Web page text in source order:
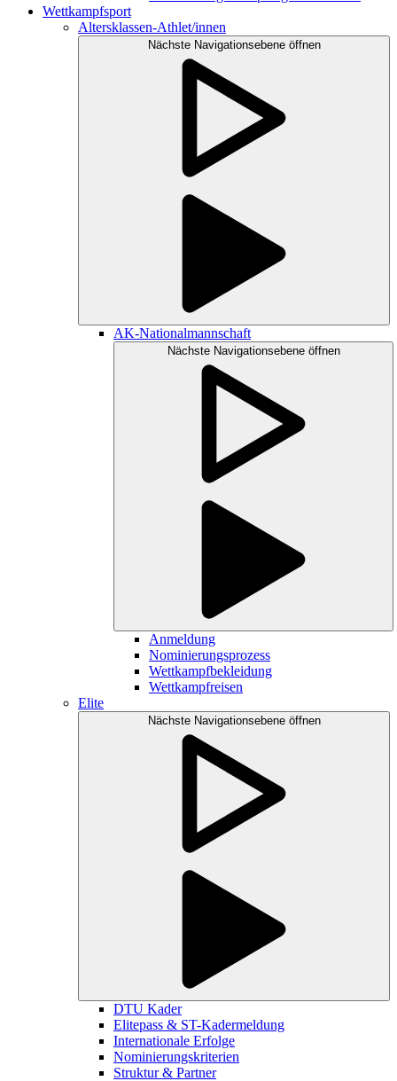
Wettkampfsport
Altersklassen-Athlet/innen
Nächste Navigationsebene öffnen
AK-Nationalmannschaft
Nächste Navigationsebene öffnen
Anmeldung
Nominierungsprozess
Wettkampfbekleidung
Wettkampfreisen
Elite
Nächste Navigationsebene öffnen
DTU Kader
Elitepass & ST-Kadermeldung
Internationale Erfolge
Nominierungskriterien
Struktur & Partner